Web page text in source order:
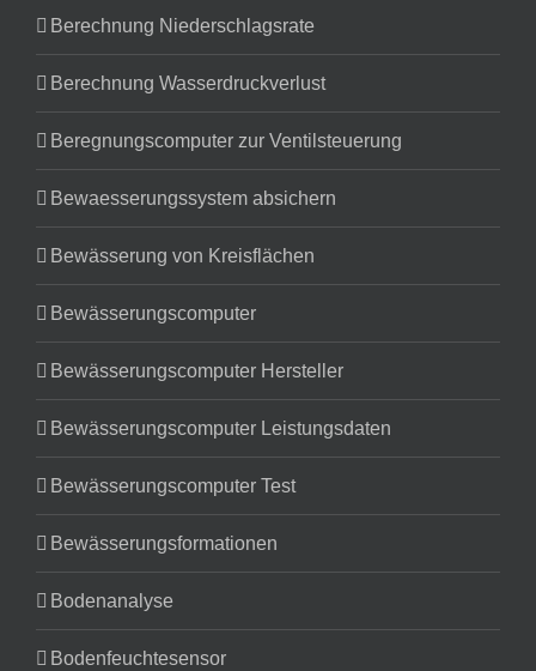
Berechnung Niederschlagsrate
Berechnung Wasserdruckverlust
Beregnungscomputer zur Ventilsteuerung
Bewaesserungssystem absichern
Bewässerung von Kreisflächen
Bewässerungscomputer
Bewässerungscomputer Hersteller
Bewässerungscomputer Leistungsdaten
Bewässerungscomputer Test
Bewässerungsformationen
Bodenanalyse
Bodenfeuchtesensor